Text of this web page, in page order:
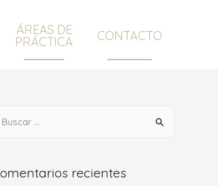
ÁREAS DE
PRÁCTICA
CONTACTO
recientes